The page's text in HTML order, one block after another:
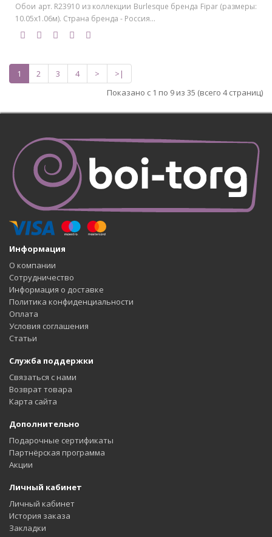
Обои арт. R23910 из коллекции Burlesque бренда Fipar (размеры:
10.05х1.06м). Страна бренда - Россия...
1 2 3 4 >
>|
Показано с 1 по 9 из 35 (всего 4 страниц)
Информация
О компании
Сотрудничество
Информация о доставке
Политика конфиденциальности
Оплата
Условия соглашения
Статьи
Служба поддержки
Связаться с нами
Возврат товара
Карта сайта
Дополнительно
Подарочные сертификаты
Партнёрская программа
Акции
Личный кабинет
Личный кабинет
История заказа
Закладки